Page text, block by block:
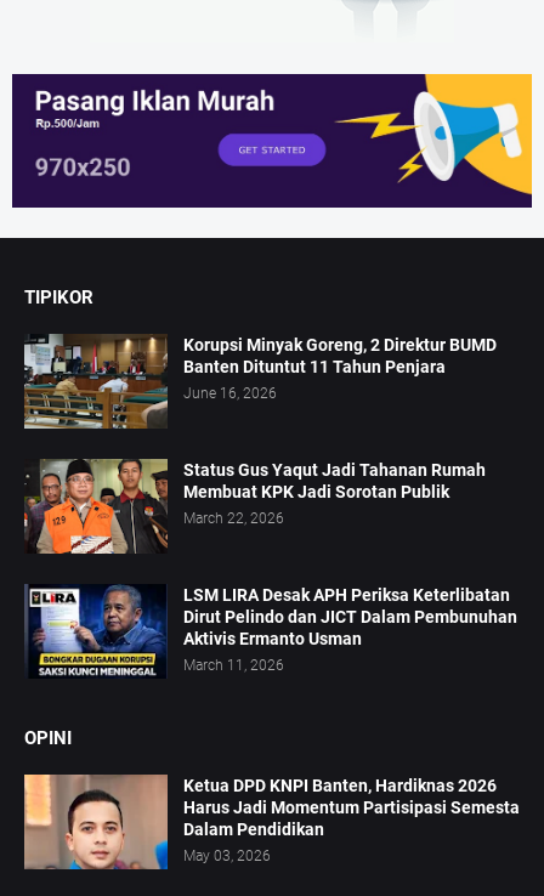
TIPIKOR
Korupsi Minyak Goreng, 2 Direktur BUMD
Banten Dituntut 11 Tahun Penjara
June 16, 2026
Status Gus Yaqut Jadi Tahanan Rumah
Membuat KPK Jadi Sorotan Publik
March 22, 2026
LSM LIRA Desak APH Periksa Keterlibatan
Dirut Pelindo dan JICT Dalam Pembunuhan
Aktivis Ermanto Usman
March 11, 2026
OPINI
Ketua DPD KNPI Banten, Hardiknas 2026
Harus Jadi Momentum Partisipasi Semesta
Dalam Pendidikan
May 03, 2026